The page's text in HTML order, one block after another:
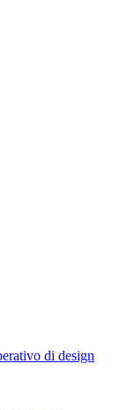
di design